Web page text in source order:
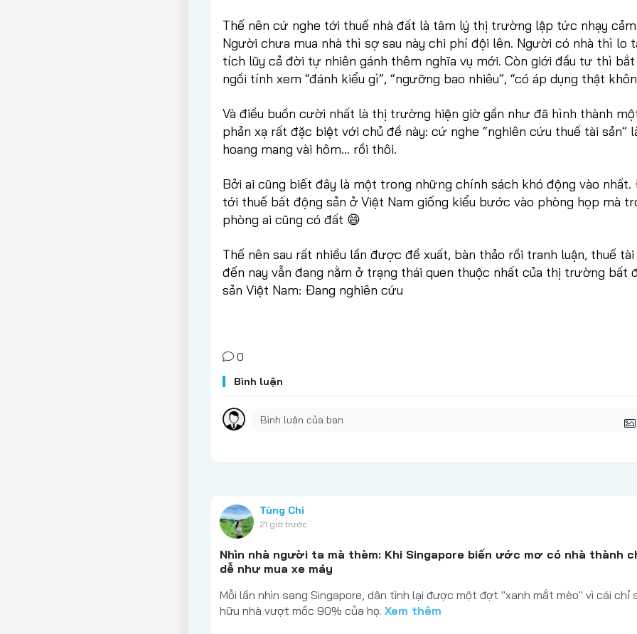
Thế nên cứ nghe tới thuế nhà đất là tâm lý thị trường lập tức nhạy
Người chưa mua nhà thì sợ sau này chi phí đội lên. Người có nhà thì lo
tích lũy cả đời tự nhiên gánh thêm nghĩa vụ mới. Còn giới đầu tư thì bắt
ngồi tính xem “đánh kiểu gì”, “ngưỡng bao nhiêu”, “có áp dụng thật
Và điều buồn cười nhất là thị trường hiện giờ gần như đã hình thành
phản xạ rất đặc biệt với chủ đề này: cứ nghe “nghiên cứu thuế tài sản”
hoang mang vài hôm… rồi thôi.
Bởi ai cũng biết đây là một trong những chính sách khó động vào nhất.
tới thuế bất động sản ở Việt Nam giống kiểu bước vào phòng họp mà
phòng ai cũng có đất 😄
Thế nên sau rất nhiều lần được đề xuất, bàn thảo rồi tranh luận, thuế tài
đến nay vẫn đang nằm ở trạng thái quen thuộc nhất của thị trường bất
sản Việt Nam: Đang nghiên cứu
0
Bình luận
Tùng Chi
21 giờ trước
Nhìn nhà người ta mà thèm: Khi Singapore biến ước mơ có nhà thành
dễ như mua xe máy
Mỗi lần nhìn sang Singapore, dân tình lại được một đợt "xanh mắt mèo" vì cái chỉ
hữu nhà vượt mốc 90% của họ.Xem thêm